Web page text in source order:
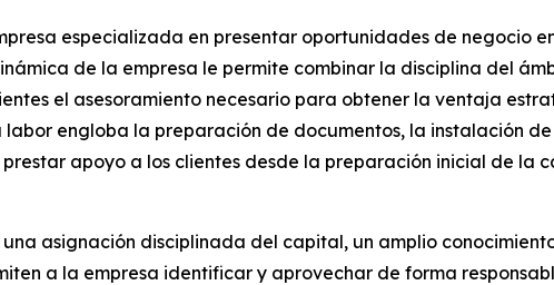
especializada en presentar oportunidades de negocio
de la empresa le permite combinar la disciplina del
el asesoramiento necesario para obtener la ventaja
engloba la preparación de documentos, la instalación
apoyo a los clientes desde la preparación inicial de
asignación disciplinada del capital, un amplio
a la empresa identificar y aprovechar de forma